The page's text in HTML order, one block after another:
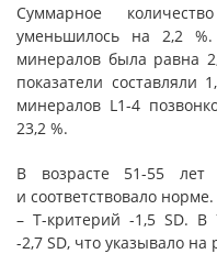
Суммарное
уменьшилось на 2,2
минералов была равна
показатели составляли
минералов L1-4
23,2 %.
В возрасте 51-55 лет
и соответствовало
– Т-критерий -1,5 SD. В
-2,7 SD, что указывало на